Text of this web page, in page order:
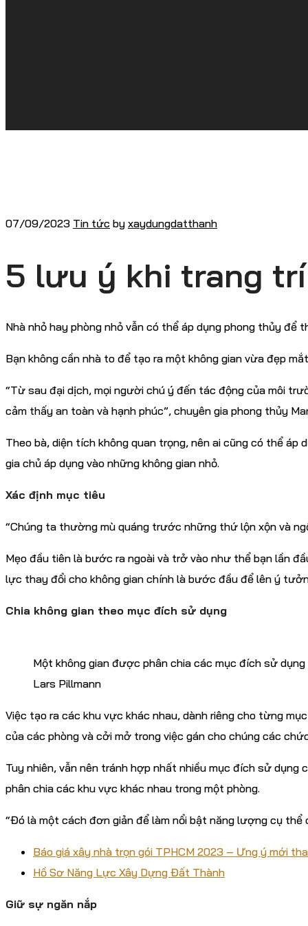
07/09/2023 Tin tức by xaydungdatthanh
5 lưu ý khi trang
Nhà nhỏ hay phòng nhỏ vẫn có thể áp dụng phong thủy
Bạn không cần nhà to để tạo ra một không gian vừa đẹp
“Từ sau đại dịch, mọi người chú ý đến tác động của môi
cảm thấy an toàn và hạnh phúc”, chuyên gia phong thủy
Theo bà, diện tích không quan trọng, nên ai cũng có thể
gia chủ áp dụng vào những không gian nhỏ.
Xác định mục tiêu
“Chúng ta thường mù quáng trước những thứ lộn xộn và
Mẹo đầu tiên là bước ra ngoài và trở vào như thể bạn lần
lực thay đổi cho không gian chính là bước đầu để lên ý
Chia không gian theo mục đích sử dụng
Một không gian được phân chia các mục đích sử
Lars Pillmann
Việc tạo ra các khu vực khác nhau, dành riêng cho từng
của các phòng và cởi mở trong việc gán cho chúng các
Tuy nhiên, vẫn nên tránh hợp nhất nhiều mục đích sử dụng
phân chia các khu vực khác nhau trong một phòng.
“Đó là một cách đơn giản để làm nổi bật năng lượng cụ
Báo giá xây nhà trọn gói TPHCM 2023 – Ưng ý mới
Hồ Sơ Năng Lực Xây Dựng Đất Thành
Giữ sự ngăn nắp